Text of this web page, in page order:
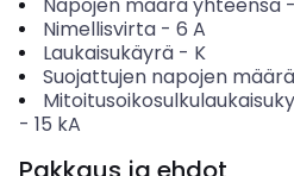
Nimellisvirta- 6 A
Laukaisukäyrä- K
Suojattujen napojen määrä
- 15 kA